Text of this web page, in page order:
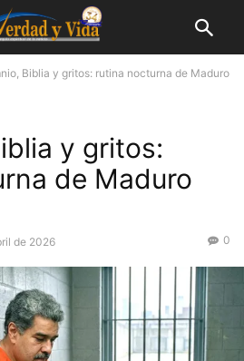
Biblia y gritos: rutina nocturna de Maduro
y gritos:
de Maduro
de 2026 0